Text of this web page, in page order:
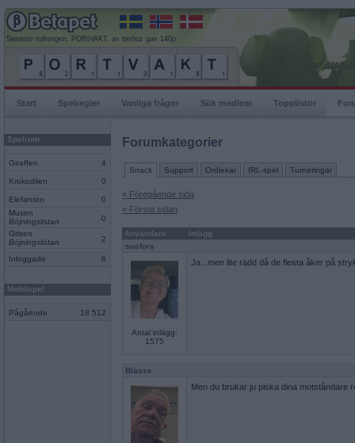
Senaste rullningen, PORtVAKT, av berlioz gav 140p
Start Spelregler Vanliga frågor Sök medlem Topplistor
Spelrum
Giraffen 4
Krokodilen 0
Elefanten
0
Musen
Böjningslistan
0
Grisen
Böjningslistan
2
Inloggade 6
Mobilspel
Pågående 18 512
Forumkategorier
Snack Support Ordlekar IRL-spel Turneringar
« Föregående sida
« Första sidan
Användare
Inlägg
susfors
Antal inlägg:
1575
Ja...men lite rädd då de flesta åker på
Blasse
Men du brukar ju piska dina motståndare